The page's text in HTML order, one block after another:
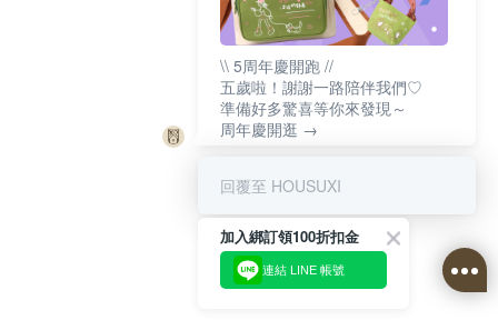
\\ 5周年慶開跑 //
五歲啦！謝謝一路陪伴我們♡
準備好多驚喜等你來發現～
周年慶開逛 →
回覆至 HOUSUXI
加入綁訂領100折扣金
連結 LINE 帳號